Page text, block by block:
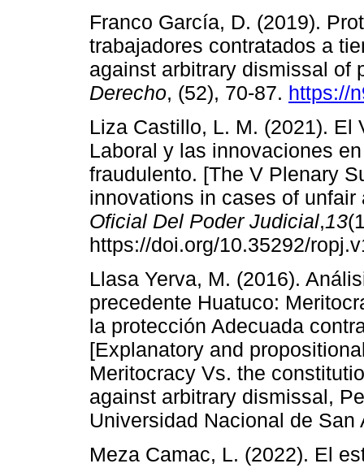
Franco García, D. (2019).
trabajadores contratados a
against arbitrary dismissal of
Derecho, (52), 70-87. https://
Liza Castillo, L. M. (2021).
Laboral y las innovaciones
fraudulento. [The V Plenary
innovations in cases of
Oficial Del Poder Judicial,13
https://doi.org/10.35292/
Llasa Yerva, M. (2016).
precedente Huatuco:
la protección Adecuada
[Explanatory and
Meritocracy Vs. the
against arbitrary dismissal,
Universidad Nacional de
Meza Camac, L. (2022). El